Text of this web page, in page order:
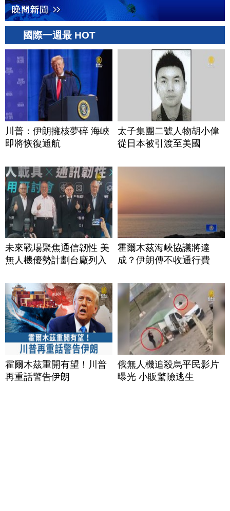
國際一週最 HOT
川普：伊朗擁核夢碎 海峽
即將恢復通航
太子集團二號人物胡小偉
從日本被引渡至美國
未來戰場聚焦通信韌性 美
無人機優勢計劃台廠列入
霍爾木茲海峽協議將達
成？伊朗傳不收通行費
霍爾木茲重開有望！川普
再重話警告伊朗
俄無人機追殺烏平民影片
曝光 小販驚險逃生